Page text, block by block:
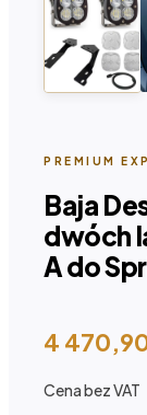
PREMIUM
Baja
dwóch
A do
4
Cena bez VAT